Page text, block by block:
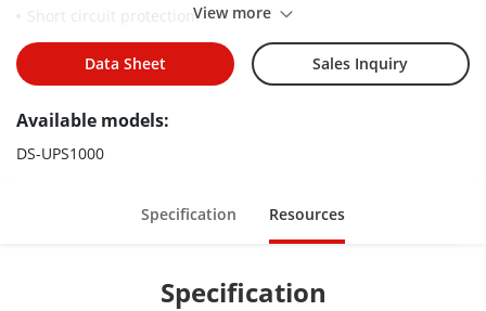
Short circuit protection
Surge protection
View more
Data Sheet Sales Inquiry
Available models:
DS-UPS1000
Specification Resources
Specification